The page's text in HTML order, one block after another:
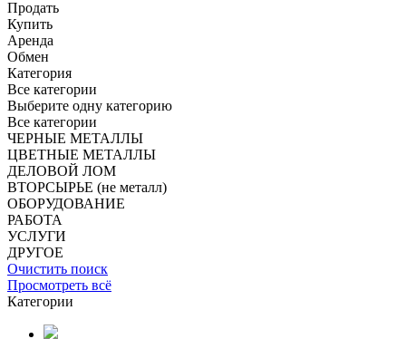
Продать
Купить
Аренда
Обмен
Категория
Все категории
Выберите одну категорию
Все категории
ЧЕРНЫЕ МЕТАЛЛЫ
ЦВЕТНЫЕ МЕТАЛЛЫ
ДЕЛОВОЙ ЛОМ
ВТОРСЫРЬЕ (не металл)
ОБОРУДОВАНИЕ
РАБОТА
УСЛУГИ
ДРУГОЕ
Очистить поиск
Просмотреть всё
Категории